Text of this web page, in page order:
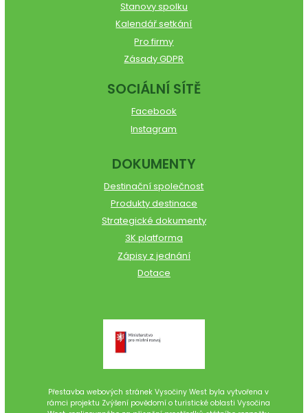
Stanovy spolku
Kalendář setkání
Pro firmy
Zásady GDPR
SOCIÁLNÍ SÍTĚ
Facebook
Instagram
DOKUMENTY
Destinační společnost
Produkty destinace
Strategické dokumenty
3K platforma
Zápisy z jednání
Dotace
Přestavba webových stránek Vysočiny West byla vytvořena v
rámci projektu Zvýšení povědomí o turistické oblasti Vysočina